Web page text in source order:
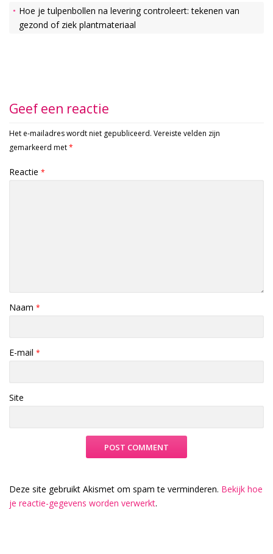
Hoe je tulpenbollen na levering controleert: tekenen van
gezond of ziek plantmateriaal
Geef een reactie
Het e-mailadres wordt niet gepubliceerd. Vereiste velden zijn
gemarkeerd met*
Reactie *
Naam *
E-mail *
Site
Deze site gebruikt Akismet om spam te verminderen. Bekijk hoe
je reactie-gegevens worden verwerkt.